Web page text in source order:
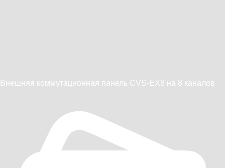
Внешняя коммутационная панель CVS-EX8 на 8 каналов